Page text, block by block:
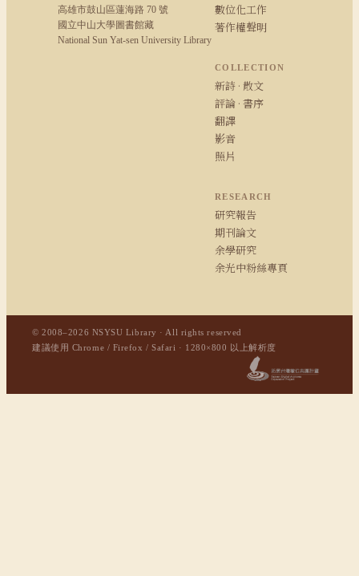
高雄市鼓山區蓮海路 70 號
國立中山大學圖書館藏
National Sun Yat-sen University Library
數位化工作
著作權聲明
COLLECTION
新詩 · 散文
評論 · 書序
翻譯
影音
照片
RESEARCH
研究報告
期刊論文
余學研究
余光中粉絲專頁
© 2008–2026 NSYSU Library · All rights reserved
建議使用 Chrome / Firefox / Safari · 1280×800 以上解析度